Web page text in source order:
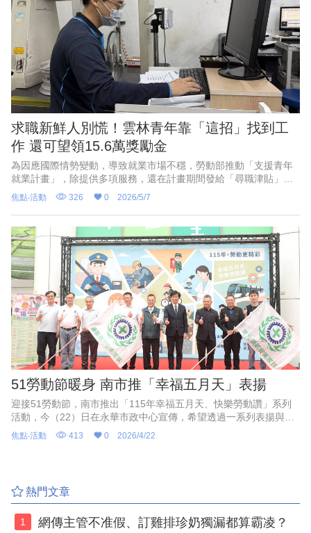
求職新鮮人別慌！雲林青年靠「這招」找到工
作 還可望領15.6萬獎勵金
為因應國際情勢變動，導致就業市場不穩，勞動部推動「支援青年
就業計畫」，除提供多項服務，還在計畫期間發給「尋職津貼」，
去年甫從大學畢業的雲林青年林坤昇，退伍後透過此計畫的協助
下，順利媒合生產品檢技術員職缺，更是可領到逾15萬元獎勵金，
直呼「超有感」緩解新鮮人生計負擔。
焦點‧活動 326 0 2026/5/7
51勞動節暖身 南市推「幸福五月天」表揚
迎接51勞動節，南市推出「115年幸福五月天、快樂勞動讚」系列
活動，今（22）日在永華市政中心宣傳，希望透過一系列表揚與休
閒活動，讓勞工朋友在忙碌工作之餘，也能好好放鬆、感受被肯
定。
焦點‧活動 413 0 2026/4/22
熱門文章
1
網傳主管不准假、訂雞排珍奶獨漏都算霸凌？